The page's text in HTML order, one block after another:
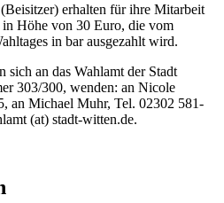
erhalten für ihre Mitarbeit
Höhe von 30 Euro, die vom
in bar ausgezahlt wird.
sich an das Wahlamt der Stadt
303/300, wenden: an Nicole
an Michael Muhr, Tel. 02302 581-
(at) stadt-witten.de.